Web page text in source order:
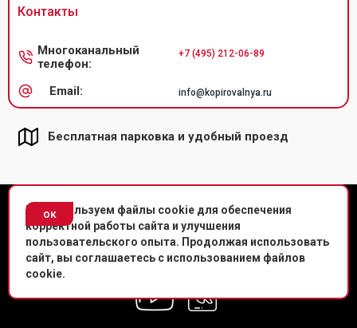
Контакты
Многоканальный
телефон:
+7 (495) 212-06-89
Email: info@kopirovalnya.ru
Бесплатная парковка и удобный проезд
ок
Мы используем файлы cookie для обеспечения
корректной работы сайта и улучшения
пользовательского опыта. Продолжая использовать
сайт, вы соглашаетесь с использованием файлов
cookie.
© Копировальный центр «Копировальня» 2013-
Политика конфиденциальности
Мы в соц. сетях